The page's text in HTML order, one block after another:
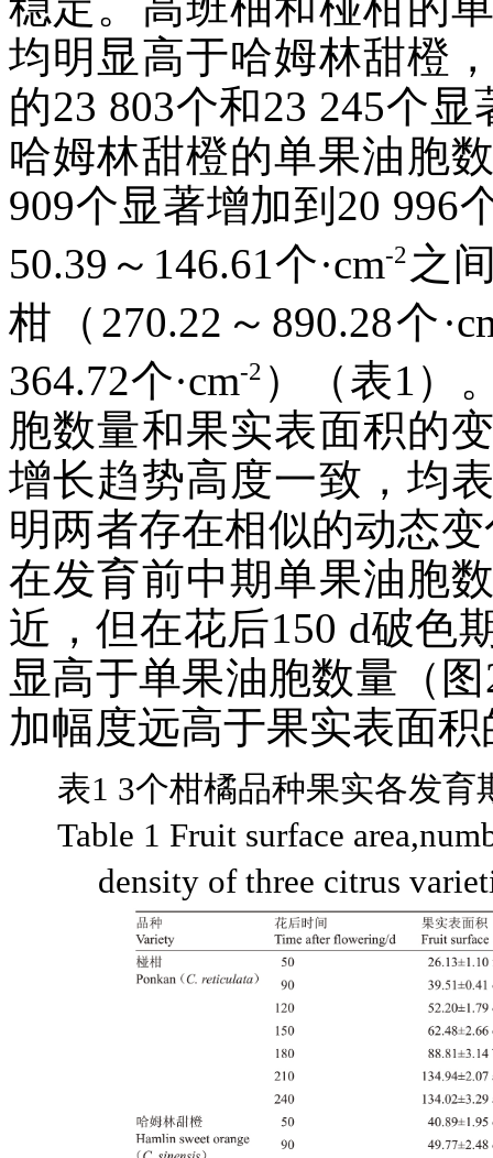
均明显高于哈姆林甜橙
的23 803个和23 245个
哈姆林甜橙的单果油胞
909个显著增加到20 996
50.39～146.61个·cm-2 之
柑（270.22～890.28个
364.72个·cm-2 ）（表1）
胞数量和果实表面积的
增长趋势高度一致，均
明两者存在相似的动态
在发育前中期单果油胞
近，但在花后150 d破色
显高于单果油胞数量（
加幅度远高于果实表面
表1 3个柑橘品种果实各发
Table 1 Fruit surface
density of three citrus